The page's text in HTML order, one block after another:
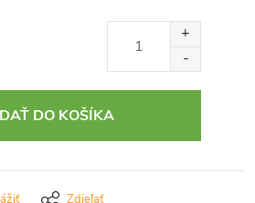
DO KOŠÍKA
Zdieľať